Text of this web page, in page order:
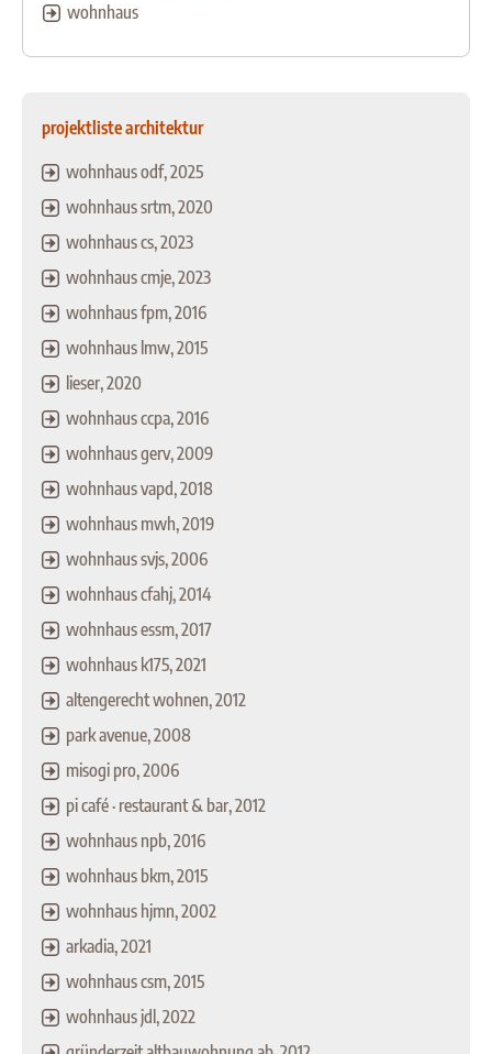
wohnhaus
projektliste architektur
wohnhaus odf, 2025
wohnhaus srtm, 2020
wohnhaus cs, 2023
wohnhaus cmje, 2023
wohnhaus fpm, 2016
wohnhaus lmw, 2015
lieser, 2020
wohnhaus ccpa, 2016
wohnhaus gerv, 2009
wohnhaus vapd, 2018
wohnhaus mwh, 2019
wohnhaus svjs, 2006
wohnhaus cfahj, 2014
wohnhaus essm, 2017
wohnhaus k175, 2021
altengerecht wohnen, 2012
park avenue, 2008
misogi pro, 2006
pi café · restaurant & bar, 2012
wohnhaus npb, 2016
wohnhaus bkm, 2015
wohnhaus hjmn, 2002
arkadia, 2021
wohnhaus csm, 2015
wohnhaus jdl, 2022